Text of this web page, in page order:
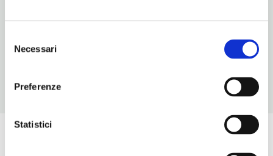
delNecessari
Preferenze
Statistici
ingresso a pagamento